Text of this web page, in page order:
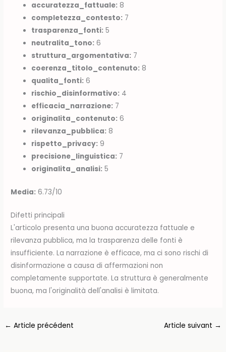
accuratezza_fattuale: 8
completezza_contesto: 7
trasparenza_fonti: 5
neutralita_tono: 6
struttura_argomentativa: 7
coerenza_titolo_contenuto: 8
qualita_fonti: 6
rischio_disinformativo: 4
efficacia_narrazione: 7
originalita_contenuto: 6
rilevanza_pubblica: 8
rispetto_privacy: 9
precisione_linguistica: 7
originalita_analisi: 5
Media: 6.73/10
Difetti principali
L'articolo presenta una buona accuratezza fattuale e
rilevanza pubblica, ma la trasparenza delle fonti è
insufficiente. La narrazione è efficace, ma ci sono rischi di
disinformazione a causa di affermazioni non
completamente supportate. La struttura è generalmente
buona, ma l'originalità dell'analisi è limitata.
← Article précédent Article suivant →